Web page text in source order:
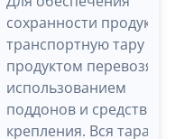
сохранности
транспортную тару с
продуктом перевозят с
использованием
поддонов и средств
крепления. Вся тара